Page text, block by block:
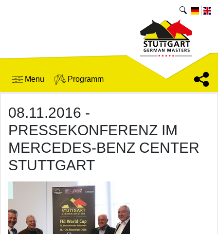
Menu Programm
08.11.2016 -
PRESSEKONFERENZ IM
MERCEDES-BENZ CENTER
STUTTGART